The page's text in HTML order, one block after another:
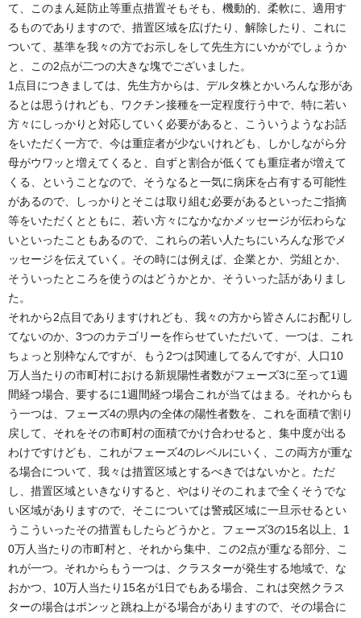
て、このまん延防止等重点措置そもそも、機動的、柔軟に、適用す
るものでありますので、措置区域を広げたり、解除したり、これに
ついて、基準を我々の方でお示しをして先生方にいかがでしょうか
と、この2点が二つの大きな塊でございました。
1点目につきましては、先生方からは、デルタ株とかいろんな形があ
るとは思うけれども、ワクチン接種を一定程度行う中で、特に若い
方々にしっかりと対応していく必要があると、こういうようなお話
をいただく一方で、今は重症者が少ないけれども、しかしながら分
母がウワッと増えてくると、自ずと割合が低くても重症者が増えて
くる、ということなので、そうなると一気に病床を占有する可能性
があるので、しっかりとそこは取り組む必要があるといったご指摘
等をいただくとともに、若い方々になかなかメッセージが伝わらな
いといったこともあるので、これらの若い人たちにいろんな形でメ
ッセージを伝えていく。その時には例えば、企業とか、労組とか、
そういったところを使うのはどうかとか、そういった話がありまし
た。
それから2点目でありますけれども、我々の方から皆さんにお配りし
てないのか、3つのカテゴリーを作らせていただいて、一つは、これ
ちょっと別枠なんですが、もう2つは関連してるんですが、人口10
万人当たりの市町村における新規陽性者数がフェーズ3に至って1週
間経つ場合、要するに1週間経つ場合これが当てはまる。それからも
う一つは、フェーズ4の県内の全体の陽性者数を、これを面積で割り
戻して、それをその市町村の面積でかけ合わせると、集中度が出る
わけですけども、これがフェーズ4のレベルにいく、この両方が重な
る場合について、我々は措置区域とするべきではないかと。ただ
し、措置区域といきなりすると、やはりそのこれまで全くそうでな
い区域がありますので、そこについては警戒区域に一旦示せるとい
うこういったその措置もしたらどうかと。フェーズ3の15名以上、1
0万人当たりの市町村と、それから集中、この2点が重なる部分、こ
れが一つ。それからもう一つは、クラスターが発生する地域で、な
おかつ、10万人当たり15名が1日でもある場合、これは突然クラス
ターの場合はポンッと跳ね上がる場合がありますので、その場合に